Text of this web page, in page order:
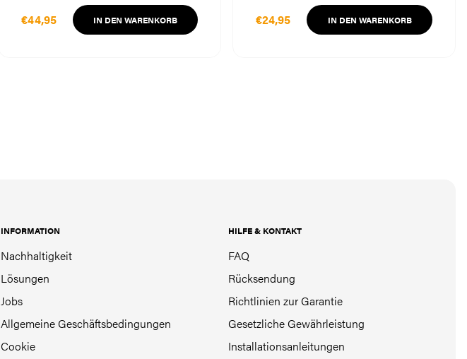
€44,95 IN DEN WARENKORB €24,95 IN DEN WARENKORB
INFORMATION
Nachhaltigkeit
Lösungen
Jobs
Allgemeine Geschäftsbedingungen
Cookie
HILFE & KONTAKT
FAQ
Rücksendung
Richtlinien zur Garantie
Gesetzliche Gewährleistung
Installationsanleitungen